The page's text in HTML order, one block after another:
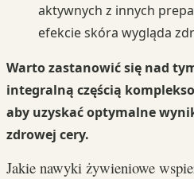
aktywnych z innych
efekcie skóra wygląda
Warto zastanowić się nad
integralną częścią
aby uzyskać optymalne
zdrowej cery.
Jakie nawyki żywieniowe